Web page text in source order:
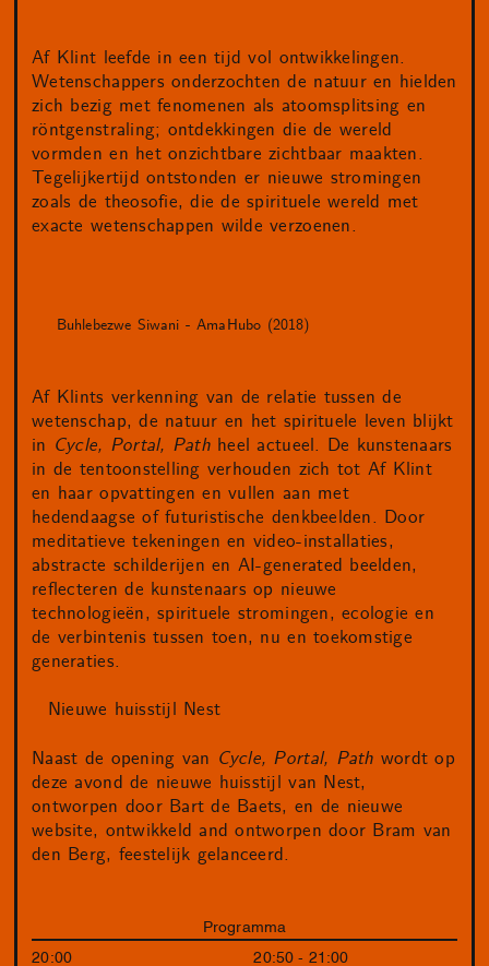
Af Klint leefde in een tijd vol ontwikkelingen.
Wetenschappers onderzochten de natuur en hielden
zich bezig met fenomenen als atoomsplitsing en
röntgenstraling; ontdekkingen die de wereld
vormden en het onzichtbare zichtbaar maakten.
Tegelijkertijd ontstonden er nieuwe stromingen
zoals de theosofie, die de spirituele wereld met
exacte wetenschappen wilde verzoenen.
Buhlebezwe Siwani - AmaHubo (2018)
Af Klints verkenning van de relatie tussen de
wetenschap, de natuur en het spirituele leven blijkt
in Cycle, Portal, Pathheel actueel. De kunstenaars
in de tentoonstelling verhouden zich tot Af Klint
en haar opvattingen en vullen aan met
hedendaagse of futuristische denkbeelden. Door
meditatieve tekeningen en video-installaties,
abstracte schilderijen en AI-generated beelden,
reflecteren de kunstenaars op nieuwe
technologieën, spirituele stromingen, ecologie en
de verbintenis tussen toen, nu en toekomstige
generaties.
Nieuwe huisstijl Nest
Naast de opening van Cycle, Portal, Path wordt op
deze avond de nieuwe huisstijl van Nest,
ontworpen door Bart de Baets, en de nieuwe
website, ontwikkeld and ontworpen door Bram van
den Berg, feestelijk gelanceerd.
Programma
20:00 20:50 - 21:00